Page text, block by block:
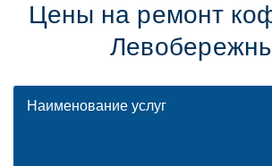
Цены на ремонт
Наименование услуг